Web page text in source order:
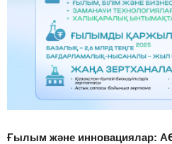
Ғылым және инновациялар: